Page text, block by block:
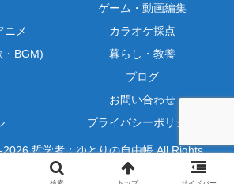
ゲーム・動画編集
ニメ
カラオケ採点
・BGM)
暮らし・教養
ブログ
お問い合わせ
プライバシーポリシー
哲学者：ゆとりの自由帳 All Rights
Reserved.